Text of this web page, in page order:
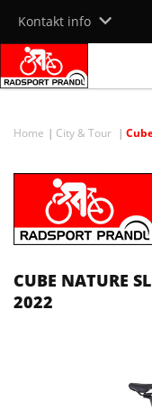
content
Kontakt info
Home City & Tour
CUBE NATURE
2022